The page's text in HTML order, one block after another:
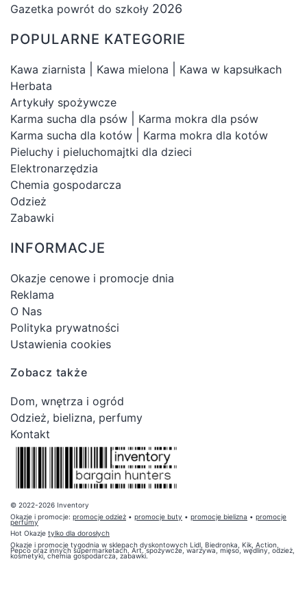
Gazetka powrót do szkoły 2026
POPULARNE KATEGORIE
Kawa ziarnista Kawa mielona
Kawa w kapsułkach
Herbata
Artykuły spożywcze
Karma sucha dla psów
Karma mokra dla psów
Karma sucha dla kotów
Karma mokra dla kotów
Pieluchy i pieluchomajtki dla dzieci
Elektronarzędzia
Chemia gospodarcza
Odzież
Zabawki
INFORMACJE
Okazje cenowe i promocje dnia
Reklama
O Nas
Polityka prywatności
Ustawienia cookies
Zobacz także
Dom, wnętrza i ogród
Odzież, bielizna, perfumy
Kontakt
© 2022-2026 Inventory
Okazje i promocje: promocje odzież • promocje buty • promocje bielizna • promocje
perfumy
Hot Okazje tylko dla dorosłych
Okazje i promocje tygodnia w sklepach dyskontowych Lidl, Biedronka, Kik, Action,
Pepco oraz innych supermarketach. Art. spożywcze, warzywa, mięso, wędliny, odzież,
kosmetyki, chemia gospodarcza, zabawki.